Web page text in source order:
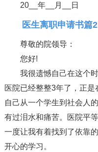
20__年__月__日
医生离职申请书篇2
尊敬的院领导：
您好!
我很遗憾自己在这个
医院已经整整3年了，正
自己从一个学生到社会人
有过泪水和痛苦。医院平
一度让我有着找到了依靠
开心的学习。